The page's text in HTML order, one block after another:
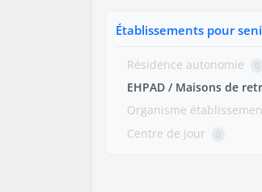
Établissements pour
Résidence autonomie 0
EHPAD / Maisons de
Organisme
Centre de jour 0